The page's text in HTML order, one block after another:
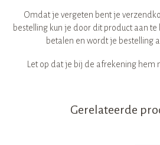
Omdat je vergeten bent je
bestelling kun je door dit product aan
betalen en wordt je bestelling
Let op dat je bij de afrekening hem
Gerelateerde